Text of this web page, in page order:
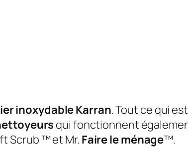
inoxydable Karran. Tout ce qui
qui fonctionnent
Scrub ™ et Mr. Faire le ménage™.